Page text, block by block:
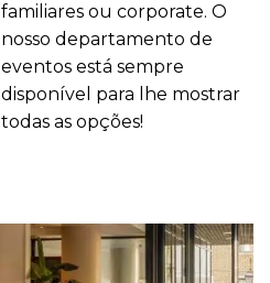
familiares ou corporate. O
nosso departamento de
eventos está sempre
disponível para lhe mostrar
todas as opções!